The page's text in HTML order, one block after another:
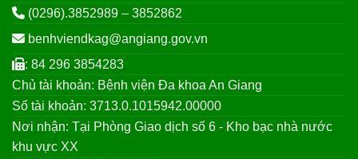
(0296).3852989 – 3852862
benhviendkag@angiang.gov.vn
: 84 296 3854283
Chủ tài khoản: Bệnh viện Đa khoa An Giang
Số tài khoản: 3713.0.1015942.00000
Nơi nhận: Tại Phòng Giao dịch số 6 - Kho bạc nhà nước
khu vực XX